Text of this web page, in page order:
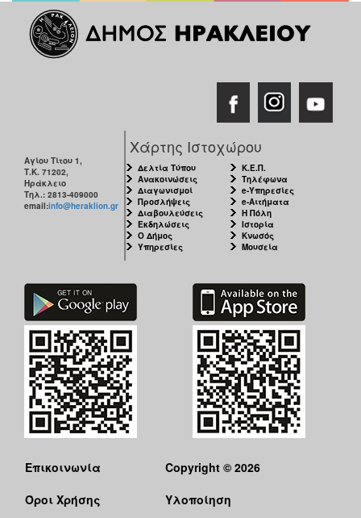
Αγίου Τίτου 1,
Τ.Κ. 71202,
Ηράκλειο
Τηλ.: 2813-409000
email:info@heraklion.gr
Χάρτης Ιστοχώρου
Δελτία Τύπου
Ανακοινώσεις
Διαγωνισμοί
Προσλήψεις
Διαβουλεύσεις
Εκδηλώσεις
Ο Δήμος
Υπηρεσίες
Κ.Ε.Π.
Τηλέφωνα
e-Υπηρεσίες
e-Αιτήματα
Η Πόλη
Ιστορία
Κνωσός
Μουσεία
Επικοινωνία
Όροι Χρήσης
Copyright © 2026
Υλοποίηση